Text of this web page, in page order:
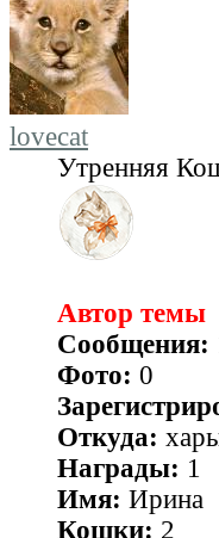
lovecat
Утренняя
Автор темы
Сообщения:
Фото: 0
Откуда:
Награды: 1
Имя: Ирина
Кошки: 2